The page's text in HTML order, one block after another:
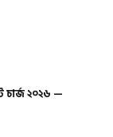
২০২৬ —